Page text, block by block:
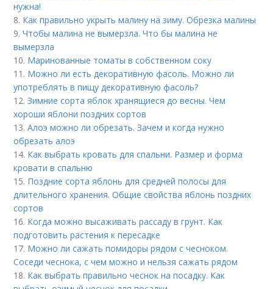
нужна!
8. Как правильно укрыть малину на зиму. Обрезка малины
9.Чтобы малина не вымерзла. Что бы малина не
вымерзла
10. Маринованные томаты в собственном соку
11. Можно ли есть декоративную фасоль. Можно ли
употреблять в пищу декоративную фасоль?
12.Зимние сорта яблок хранящиеся до весны. Чем
хороши яблони поздних сортов
13.Алоэ можно ли обрезать. Зачем и когда нужно
обрезать алоэ
14. Как выбрать кровать для спальни. Размер и форма
кровати в спальню
15. Поздние сорта яблонь для средней полосы для
длительного хранения. Общие свойства яблонь поздних
сортов
16. Когда можно высаживать рассаду в грунт. Как
подготовить растения к пересадке
17. Можно ли сажать помидоры рядом с чесноком.
Соседи чеснока, с чем можно и нельзя сажать рядом
18. Как выбрать правильно чеснок на посадку. Как